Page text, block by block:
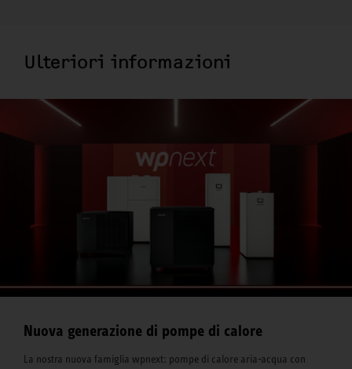
Ulteriori informazioni
Nuova generazione di pompe di calore
La nostra nuova famiglia wpnext: pompe di calore aria-acqua con